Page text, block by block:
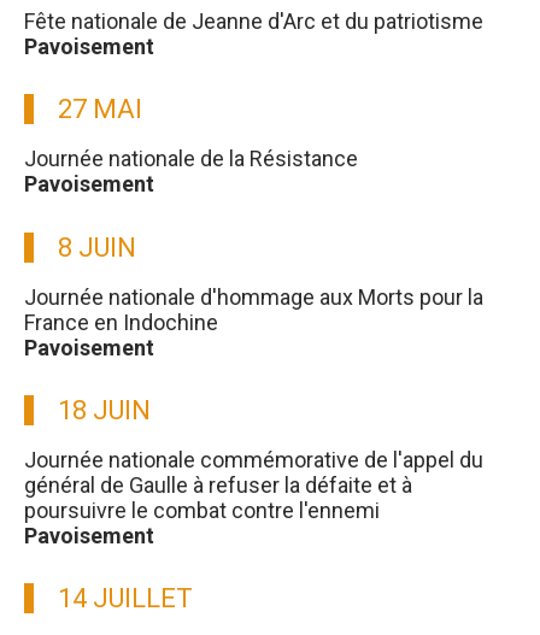
Fête nationale de Jeanne d'Arc et du patriotisme
Pavoisement
27 MAI
Journée nationale de la Résistance
Pavoisement
8 JUIN
Journée nationale d'hommage aux Morts pour la
France en Indochine
Pavoisement
18 JUIN
Journée nationale commémorative de l'appel du
général de Gaulle à refuser la défaite et à
poursuivre le combat contre l'ennemi
Pavoisement
14 JUILLET